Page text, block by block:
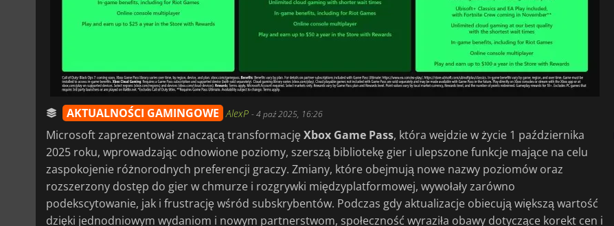
AKTUALNOŚCI GAMINGOWE AlexP -4 paź 2025, 16:26
Microsoft zaprezentował znaczącą transformacjęXbox Game Pass, która wejdzie w życie 1 października
2025 roku, wprowadzając odnowione poziomy, szerszą bibliotekę gier i ulepszone funkcje mające na celu
zaspokojenie różnorodnych preferencji graczy. Zmiany, które obejmują nowe nazwy poziomów oraz
rozszerzony dostęp do gier w chmurze i rozgrywki międzyplatformowej, wywołały zarówno
podekscytowanie, jak i frustrację wśród subskrybentów. Podczas gdy aktualizacje obiecują większą wartość
dzięki jednodniowym wydaniom i nowym partnerstwom, społeczność wyraziła obawy dotyczące korekt cen i